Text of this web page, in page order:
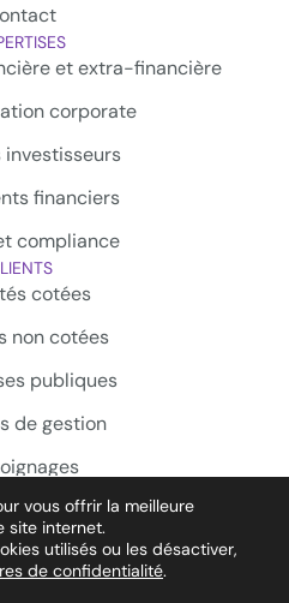
et extra-financière
corporate
investisseurs
financiers
compliance
cotées
non cotées
publiques
de gestion
droits réservés.
vous offrir la meilleure
site internet.
utilisés ou les désactiver,
de confidentialité.